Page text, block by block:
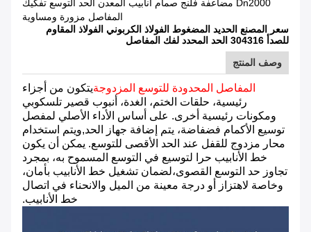
Dn2000 مضاعفة فلنج صمام أنابيب المعدن الحد التوسع تفكيك
المفاصل مزورة ومساوية
سعر المصنع الحديد المضغوط الفولاذ الكربوني الفولاذ المقاوم
للصدأ 304316 الحد المحدد لفك المفاصل
وصف المنتج
المفاصل المحدودة للتوسع المزدوجةيتكون من أجزاء
رئيسية، حلقات الختم، الغدة، أنبوب قصير تلسكوبي
ومكونات رئيسية أخرى. على أساس الأداء الأصلي لمفصل
توسيع الأكمام فضفاضة، يتم إضافة جهاز الحد,ويتم استخدام
محار مزدوج للقفل عند الحد الأقصى للتوسع. يمكن أن يكون
خط الأنابيب حرا لتوسيع في التوسع المسموح به، بمجرد
تجاوز حد التوسع القصوى،لضمان تشغيل خط الأنابيب بأمان،
وخاصة لاهتزاز أو درجة معينة من الميل والانحناء في اتصال
خط الأنابيب.